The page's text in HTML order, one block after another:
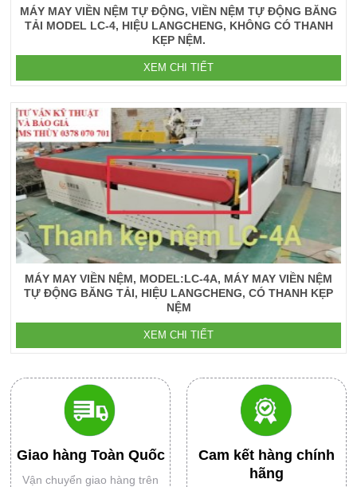
MÁY MAY VIỀN NỆM TỰ ĐỘNG, VIỀN NỆM TỰ ĐỘNG BĂNG
TẢI MODEL LC-4, HIỆU LANGCHENG, KHÔNG CÓ THANH
KẸP NỆM.
XEM CHI TIẾT
MÁY MAY VIỀN NỆM, MODEL:LC-4A, MÁY MAY VIỀN NỆM
TỰ ĐỘNG BĂNG TẢI, HIỆU LANGCHENG, CÓ THANH KẸP
NỆM
XEM CHI TIẾT
Giao hàng Toàn Quốc
Vận chuyển giao hàng trên
Cam kết hàng chính
hãng